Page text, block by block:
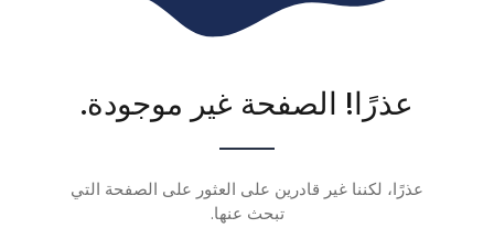
عذرًا! الصفحة غير موجودة.
عذرًا، لكننا غير قادرين على العثور على الصفحة التي
تبحث عنها.